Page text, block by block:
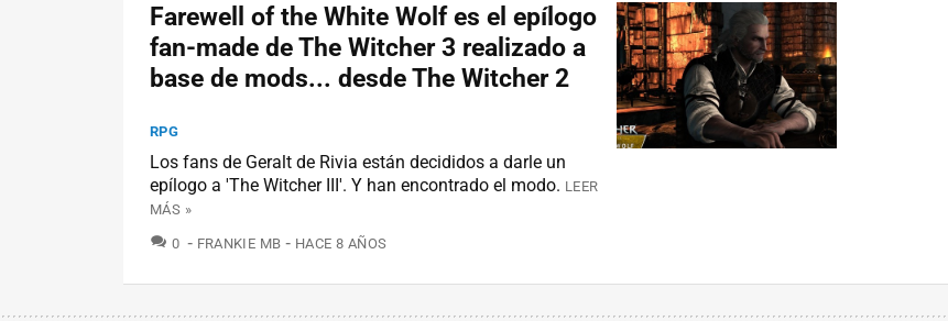
Farewell of the White Wolf es el epílogo
fan-made de The Witcher 3 realizado a
base de mods... desde The Witcher 2
RPG
Los fans de Geralt de Rivia están decididos a darle un
epílogo a 'The Witcher III'. Y han encontrado el modo. LEER
MÁS »
0 COMENTARIOS
FRANKIE MB HACE 8 AÑOS